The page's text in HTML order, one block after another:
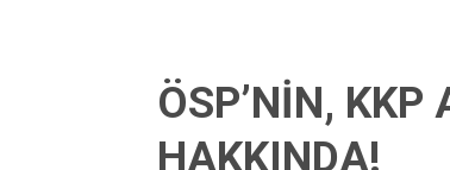
ÖSP’NİN, KKP
HAKKINDA!